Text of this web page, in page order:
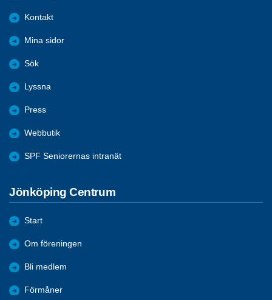
Kontakt
Mina sidor
Sök
Lyssna
Press
Webbutik
SPF Seniorernas intranät
Jönköping Centrum
Start
Om föreningen
Bli medlem
Förmåner